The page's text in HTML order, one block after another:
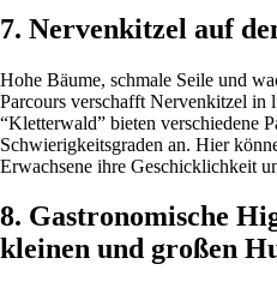
7. Nervenkitzel auf
Hohe Bäume, schmale Seile und
Parcours verschafft Nervenkitzel in
“Kletterwald” bieten verschiedene
Schwierigkeitsgraden an. Hier
Erwachsene ihre Geschicklichkeit
8. Gastronomische
kleinen und großen